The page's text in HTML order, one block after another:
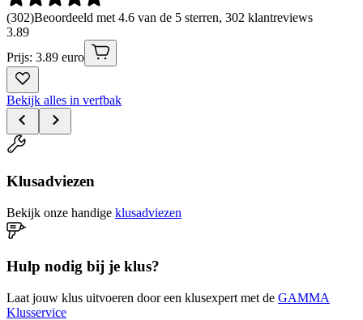
(302)Beoordeeld met 4.6 van de 5 sterren, 302 klantreviews
3.89
Prijs: 3.89 euro
Bekijk alles in verfbak
Klusadviezen
Bekijk onze handige klusadviezen
Hulp nodig bij je klus?
Laat jouw klus uitvoeren door een klusexpert met de GAMMA
Klusservice